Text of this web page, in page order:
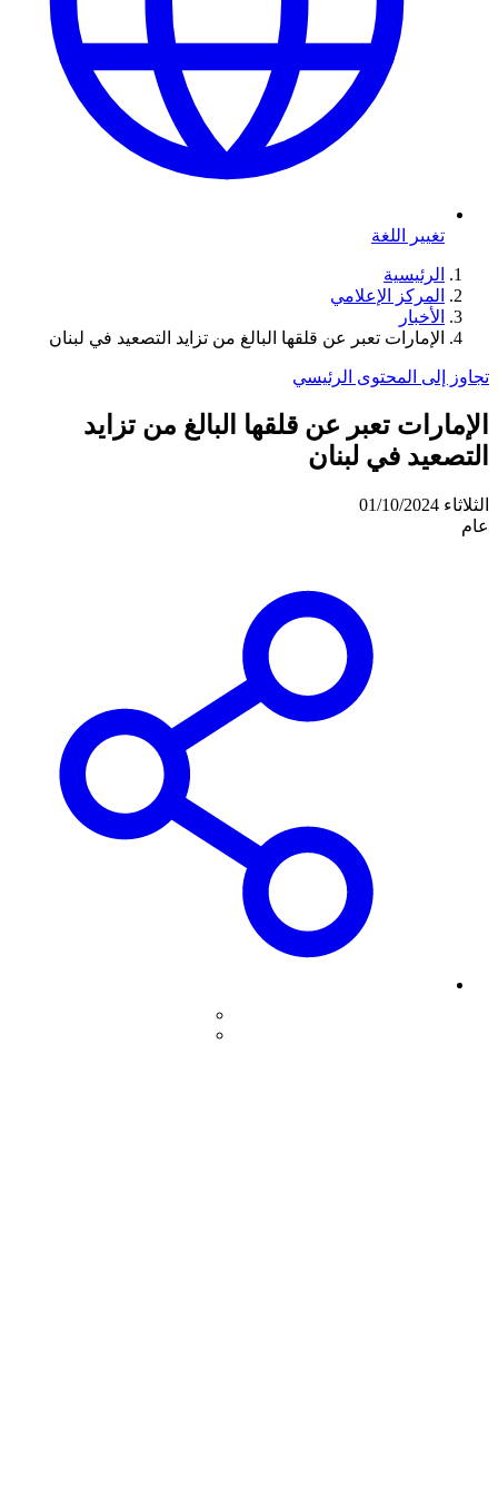
تغيير اللغة
الرئيسية
المركز الإعلامي
الأخبار
الإمارات تعبر عن قلقها البالغ من تزايد التصعيد في لبنان
تجاوز إلى المحتوى الرئيسي
الإمارات تعبر عن قلقها البالغ من تزايد
التصعيد في لبنان
الثلاثاء 01/10/2024
عام